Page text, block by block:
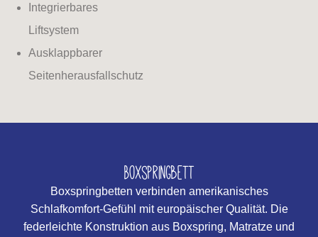
Integrierbares
Liftsystem
Ausklappbarer
Seitenherausfallschutz
Boxspringbett
Boxspringbetten verbinden amerikanisches
Schlafkomfort-Gefühl mit europäischer Qualität. Die
federleichte Konstruktion aus Boxspring, Matratze und